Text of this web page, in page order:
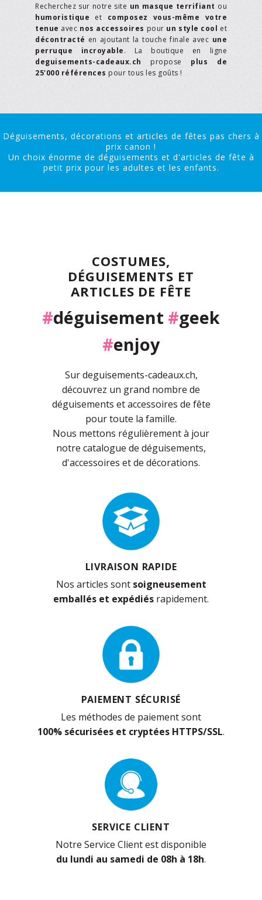
Recherchez sur notre site un masque terrifiant ou
humoristique et composez vous-même votre
tenue avec nos accessoires pour un style cool et
décontracté en ajoutant la touche finale avec une
perruque incroyable. La boutique en ligne
deguisements-cadeaux.ch propose plus de
25'000 références pour tous les goûts !
Déguisements, décorations et articles de fêtes pas chers à
prix canon !
Un choix énorme de déguisements et d'articles de fête à
petit prix pour les adultes et les enfants.
COSTUMES,
DÉGUISEMENTS ET
ARTICLES DE FÊTE
#déguisement #geek
#enjoy
Sur deguisements-cadeaux.ch,
découvrez un grand nombre de
déguisements et accessoires de fête
pour toute la famille.
Nous mettons régulièrement à jour
notre catalogue de déguisements,
d'accessoires et de décorations.
LIVRAISON RAPIDE
Nos articles sont soigneusement
emballés et expédiés rapidement.
PAIEMENT SÉCURISÉ
Les méthodes de paiement sont
100% sécurisées et cryptées HTTPS/SSL.
SERVICE CLIENT
Notre Service Client est disponible
du lundi au samedi de 08h à 18h.